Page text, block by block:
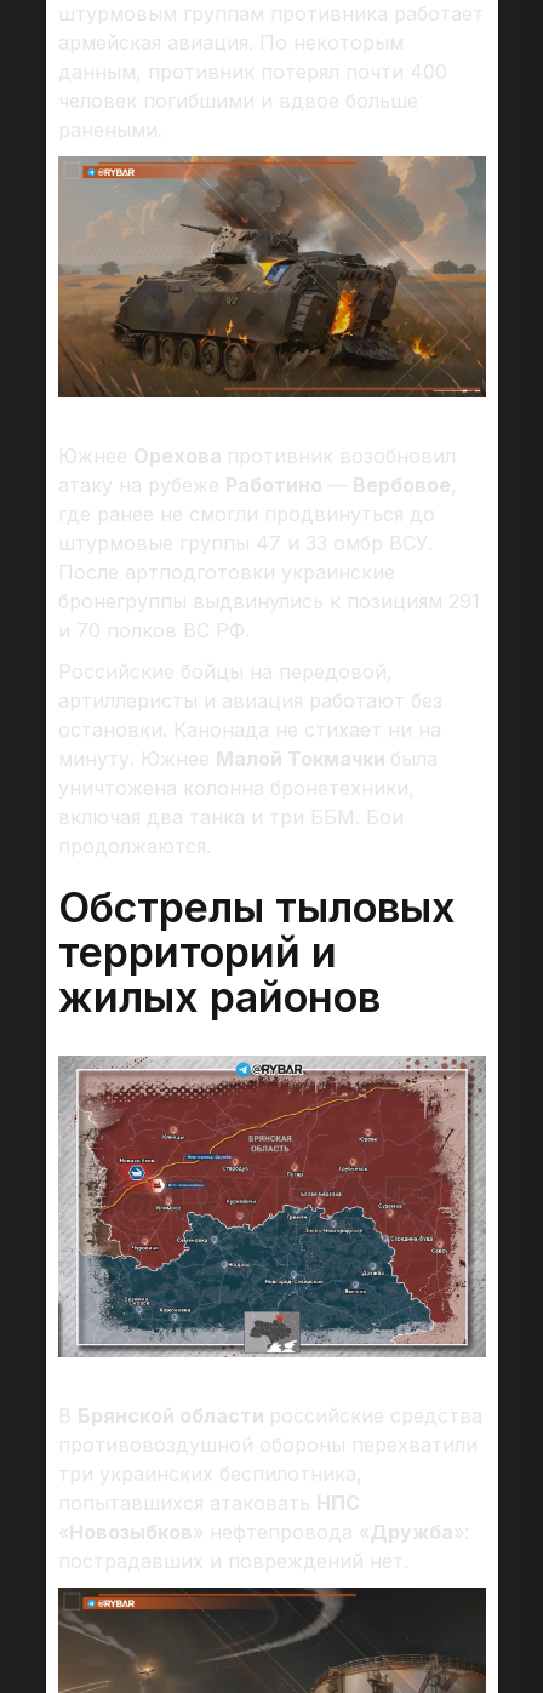
штурмовым группам противника работает
армейская авиация. По некоторым
данным, противник потерял почти 400
человек погибшими и вдвое больше
ранеными.
Южнее Орехова противник возобновил
атаку на рубеже Работино — Вербовое,
где ранее не смогли продвинуться до
штурмовые группы 47 и 33 омбр ВСУ.
После артподготовки украинские
бронегруппы выдвинулись к позициям 291
и 70 полков ВС РФ.
Российские бойцы на передовой,
артиллеристы и авиация работают без
остановки. Канонада не стихает ни на
минуту. Южнее Малой Токмачки была
уничтожена колонна бронетехники,
включая два танка и три ББМ. Бои
продолжаются.
Обстрелы тыловых
территорий и
жилых районов
В Брянской области российские средства
противовоздушной обороны перехватили
три украинских беспилотника,
попытавшихся атаковать НПС
«Новозыбков» нефтепровода «Дружба»:
пострадавших и повреждений нет.